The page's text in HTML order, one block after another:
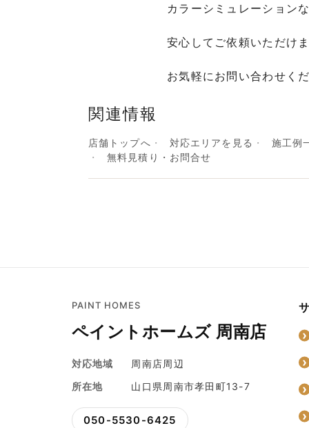
カラーシミュレーション
安心してご依頼いただ
お気軽にお問い合わせく
関連情報
店舗トップへ 対応エリアを見る
施工例
無料見積り・お問合せ
PAINT HOMES
ペイントホームズ 周南店
対応地域
周南店周辺
所在地
山口県周南市孝田町13-7
050-5530-6425